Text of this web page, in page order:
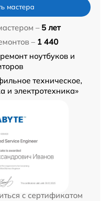
мастера
– 5 лет
– 1 440
ремонт ноутбуков и
техническое,
и электротехника»
с сертификатом